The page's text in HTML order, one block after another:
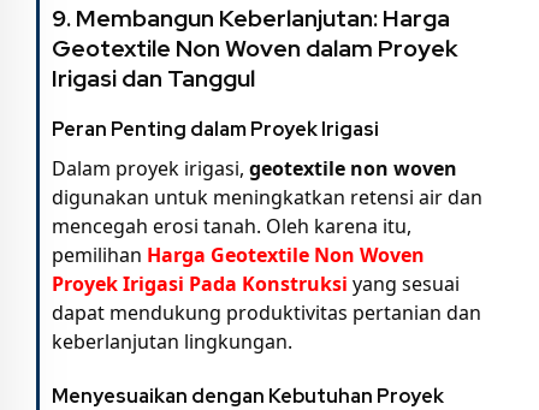
9. Membangun Keberlanjutan:Harga
Geotextile Non Woven dalam Proyek
Irigasi dan Tanggul
Peran Penting dalam Proyek Irigasi
Dalam proyek irigasi, geotextile non woven
digunakan untuk meningkatkan retensi air dan
mencegah erosi tanah. Oleh karena itu,
pemilihan Harga Geotextile Non Woven
Proyek Irigasi Pada Konstruksi yang sesuai
dapat mendukung produktivitas pertanian dan
keberlanjutan lingkungan.
Menyesuaikan dengan Kebutuhan Proyek